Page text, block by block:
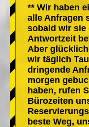
** Wir haben
alle Anfragen
sobald wir sie
Antwortzeit
Aber
wir täglich
dringende
morgen
haben, rufen
Bürozeiten
beste Weg,